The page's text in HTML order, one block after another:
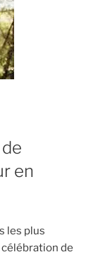
en
les plus
célébration de